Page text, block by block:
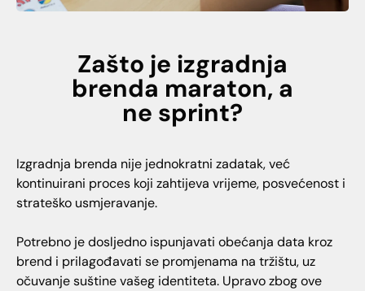
Zašto je izgradnja
brenda maraton, a
ne sprint?
Izgradnja brenda nije jednokratni zadatak, već
kontinuirani proces koji zahtijeva vrijeme, posvećenost i
strateško usmjeravanje.
Potrebno je dosljedno ispunjavati obećanja data kroz
brend i prilagođavati se promjenama na tržištu, uz
očuvanje suštine vašeg identiteta. Upravo zbog ove